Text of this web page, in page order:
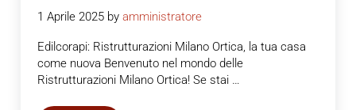
1 Aprile 2025 byamministratore
Edilcorapi: Ristrutturazioni Milano Ortica, la tua casa
come nuova Benvenuto nel mondo delle
Ristrutturazioni Milano Ortica! Se stai …